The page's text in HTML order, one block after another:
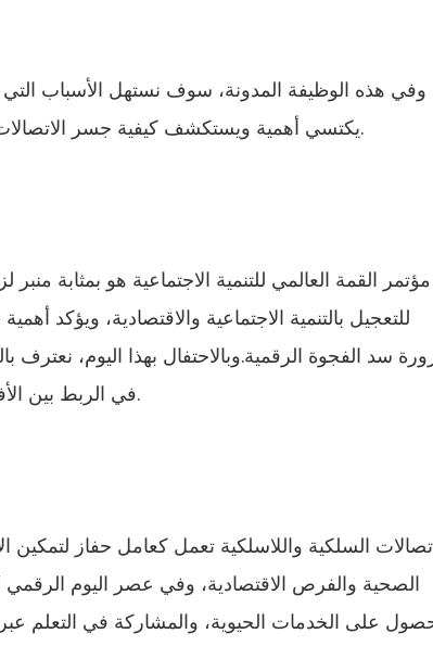
وفي هذه الوظيفة المدونة، سوف نستهل الأسباب التي
يكتسي أهمية ويستكشف كيفية جسر الاتصالات السلكية واللاسلكية للفجوة الرقمية لتعزيز الشمولية.
القمة العالمي للتنمية الاجتماعية هو بمثابة منبر
للتعجيل بالتنمية الاجتماعية والاقتصادية، ويؤكد
سد الفجوة الرقمية.وبالاحتفال بهذا اليوم، نعترف
في الربط بين الأفراد والمجتمعات المحلية والأمم في جميع أنحاء العالم.
السلكية واللاسلكية تعمل كعامل حفاز لتمكين
الصحية والفرص الاقتصادية، وفي عصر اليوم الرقمي
على الخدمات الحيوية، والمشاركة في التعلم عبر